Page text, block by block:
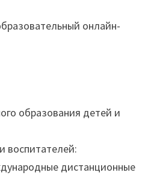
онлайн-
образования детей и
воспитателей:
дистанционные